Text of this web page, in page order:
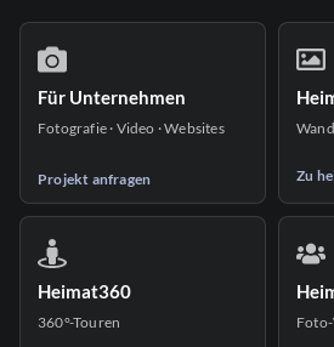
Für Unternehmen
Fotografie · Video · Websites
Projekt anfragen Zu
Heimat360
360°-Touren